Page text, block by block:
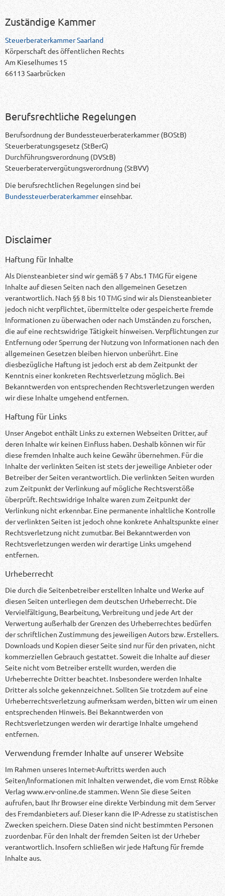
Zuständige Kammer
Steuerberaterkammer Saarland
Körperschaft des öffentlichen Rechts
Am Kieselhumes 15
66113 Saarbrücken
Berufsrechtliche Regelungen
Berufsordnung der Bundessteuerberaterkammer (BOStB)
Steuerberatungsgesetz (StBerG)
Durchführungsverordnung (DVStB)
Steuerberatervergütungsverordnung (StBVV)
Die berufsrechtlichen Regelungen sind bei
Bundessteuerberaterkammereinsehbar.
Disclaimer
Haftung für Inhalte
Als Diensteanbieter sind wir gemäß § 7 Abs.1 TMG für eigene
Inhalte auf diesen Seiten nach den allgemeinen Gesetzen
verantwortlich. Nach §§ 8 bis 10 TMG sind wir als Diensteanbieter
jedoch nicht verpflichtet, übermittelte oder gespeicherte fremde
Informationen zu überwachen oder nach Umständen zu forschen,
die auf eine rechtswidrige Tätigkeit hinweisen. Verpflichtungen zur
Entfernung oder Sperrung der Nutzung von Informationen nach den
allgemeinen Gesetzen bleiben hiervon unberührt. Eine
diesbezügliche Haftung ist jedoch erst ab dem Zeitpunkt der
Kenntnis einer konkreten Rechtsverletzung möglich. Bei
Bekanntwerden von entsprechenden Rechtsverletzungen werden
wir diese Inhalte umgehend entfernen.
Haftung für Links
Unser Angebot enthält Links zu externen Webseiten Dritter, auf
deren Inhalte wir keinen Einfluss haben. Deshalb können wir für
diese fremden Inhalte auch keine Gewähr übernehmen. Für die
Inhalte der verlinkten Seiten ist stets der jeweilige Anbieter oder
Betreiber der Seiten verantwortlich. Die verlinkten Seiten wurden
zum Zeitpunkt der Verlinkung auf mögliche Rechtsverstöße
überprüft. Rechtswidrige Inhalte waren zum Zeitpunkt der
Verlinkung nicht erkennbar. Eine permanente inhaltliche Kontrolle
der verlinkten Seiten ist jedoch ohne konkrete Anhaltspunkte einer
Rechtsverletzung nicht zumutbar. Bei Bekanntwerden von
Rechtsverletzungen werden wir derartige Links umgehend
entfernen.
Urheberrecht
Die durch die Seitenbetreiber erstellten Inhalte und Werke auf
diesen Seiten unterliegen dem deutschen Urheberrecht. Die
Vervielfältigung, Bearbeitung, Verbreitung und jede Art der
Verwertung außerhalb der Grenzen des Urheberrechtes bedürfen
der schriftlichen Zustimmung des jeweiligen Autors bzw. Erstellers.
Downloads und Kopien dieser Seite sind nur für den privaten, nicht
kommerziellen Gebrauch gestattet. Soweit die Inhalte auf dieser
Seite nicht vom Betreiber erstellt wurden, werden die
Urheberrechte Dritter beachtet. Insbesondere werden Inhalte
Dritter als solche gekennzeichnet. Sollten Sie trotzdem auf eine
Urheberrechtsverletzung aufmerksam werden, bitten wir um einen
entsprechenden Hinweis. Bei Bekanntwerden von
Rechtsverletzungen werden wir derartige Inhalte umgehend
entfernen.
Verwendung fremder Inhalte auf unserer Website
Im Rahmen unseres Internet-Auftritts werden auch
Seiten/Informationen mit Inhalten verwendet, die vom Ernst Röbke
Verlag www.erv-online.de stammen. Wenn Sie diese Seiten
aufrufen, baut Ihr Browser eine direkte Verbindung mit dem Server
des Fremdanbieters auf. Dieser kann die IP-Adresse zu statistischen
Zwecken speichern. Diese Daten sind nicht bestimmten Personen
zuordenbar. Für den Inhalt der fremden Seiten ist der Urheber
verantwortlich. Insofern schließen wir jede Haftung für fremde
Inhalte aus.